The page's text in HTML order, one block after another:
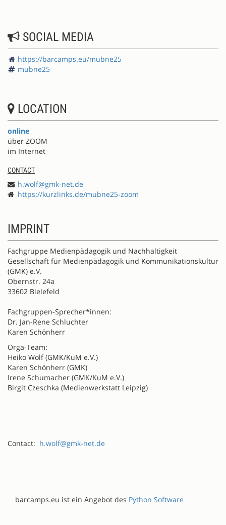
SOCIAL MEDIA
https://barcamps.eu/mubne25
mubne25
LOCATION
online
über ZOOM
im Internet
CONTACT
h.wolf@gmk-net.de
https://kurzlinks.de/mubne25-zoom
IMPRINT
Fachgruppe Medienpädagogik und Nachhaltigkeit
Gesellschaft für Medienpädagogik und Kommunikationskultur
(GMK) e.V.
Obernstr. 24a
33602 Bielefeld
Fachgruppen-Sprecher*innen:
Dr. Jan-Rene Schluchter
Karen Schönherr
Orga-Team:
Heiko Wolf (GMK/KuM e.V.)
Karen Schönherr (GMK)
Irene Schumacher (GMK/KuM e.V.)
Birgit Czeschka (Medienwerkstatt Leipzig)
Contact: h.wolf@gmk-net.de
barcamps.eu ist ein Angebot des Python Software